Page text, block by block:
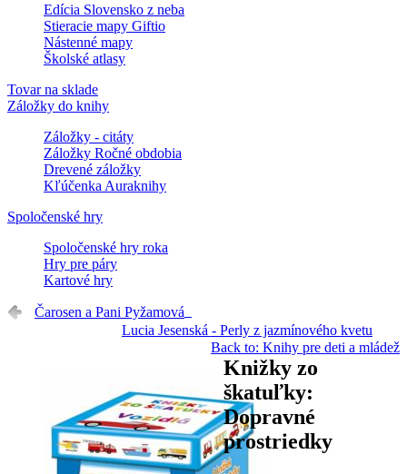
Edícia Slovensko z neba
Stieracie mapy Giftio
Nástenné mapy
Školské atlasy
Tovar na sklade
Záložky do knihy
Záložky - citáty
Záložky Ročné obdobia
Drevené záložky
Kľúčenka Auraknihy
Spoločenské hry
Spoločenské hry roka
Hry pre páry
Kartové hry
Čarosen a Pani Pyžamová
Lucia Jesenská - Perly z jazmínového kvetu
Back to: Knihy pre deti a mládež
Knižky zo
škatuľky:
Dopravné
prostriedky